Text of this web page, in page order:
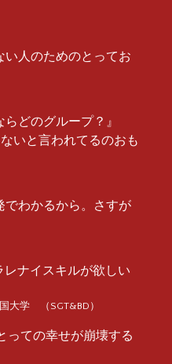
い人のためのとってお
らどのグループ？』
いと言われてるのおも
でわかるから。さすが
ナイスキルが欲しい
大学 （SGT&BD）
っての幸せが崩壊する